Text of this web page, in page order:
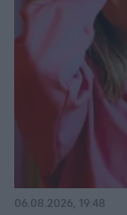
06.08.2026, 19:48